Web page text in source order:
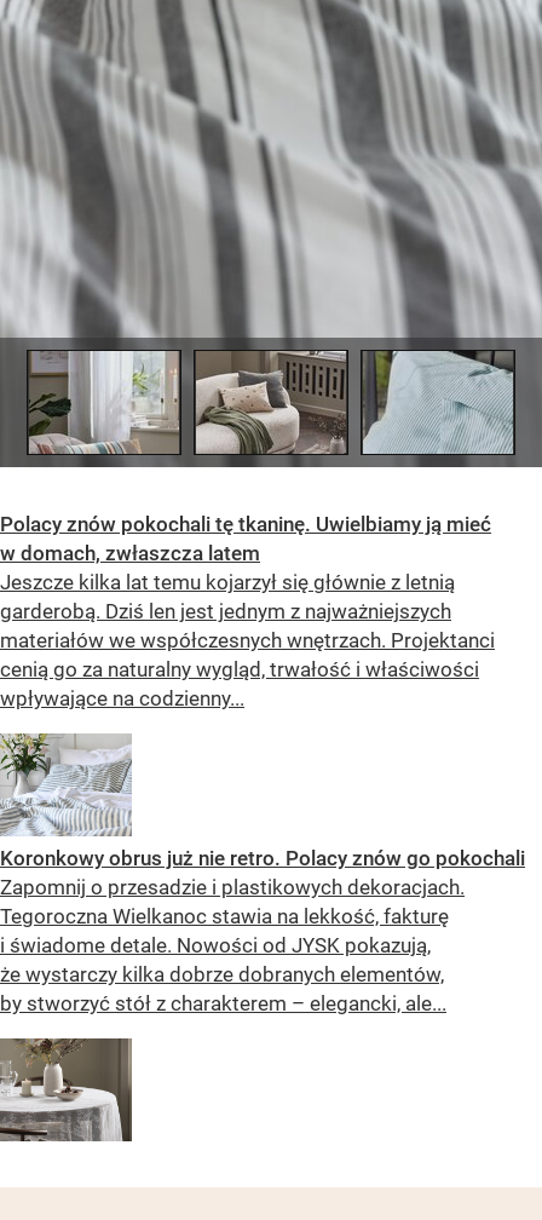
Polacy znów pokochali tę tkaninę. Uwielbiamy ją mieć
w domach, zwłaszcza latem
Jeszcze kilka lat temu kojarzył się głównie z letnią
garderobą. Dziś len jest jednym z najważniejszych
materiałów we współczesnych wnętrzach. Projektanci
cenią go za naturalny wygląd, trwałość i właściwości
wpływające na codzienny...
Koronkowy obrus już nie retro. Polacy znów go pokochali
Zapomnij o przesadzie i plastikowych dekoracjach.
Tegoroczna Wielkanoc stawia na lekkość, fakturę
i świadome detale. Nowości od JYSK pokazują,
że wystarczy kilka dobrze dobranych elementów,
by stworzyć stół z charakterem – elegancki, ale...